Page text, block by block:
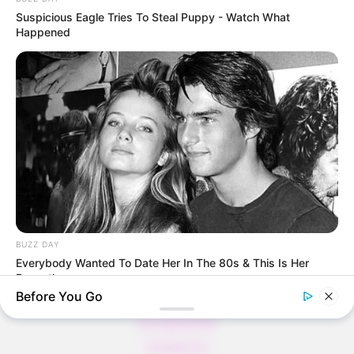
Thunfischsalat mit Ei & Joghurt – leicht, cremig
und voller Protein!
Verführerisch lecker: Quark-Vanille-
Pfannkuchen ohne Mehl in nur 5 Minuten!
DEI BESTEN HAUSGEMACHTEN EISBEIN
VARIATIONEN
DIE BESTEN SALAT DRESSINGS
die besten hausgemachten BBQ sauce
variationen
All Categories
Suspicious Eagle Tries To Steal Puppy - Watch What
Happened
BUZZ DAY
Everybody Wanted To Date Her In The 80s & This Is Her
Recently
Before You Go